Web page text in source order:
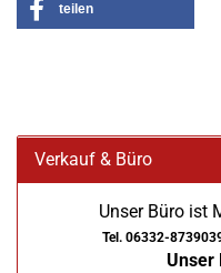
teilen
Verkauf & Büro
Unser Büro ist
Tel. 06332-
Unser